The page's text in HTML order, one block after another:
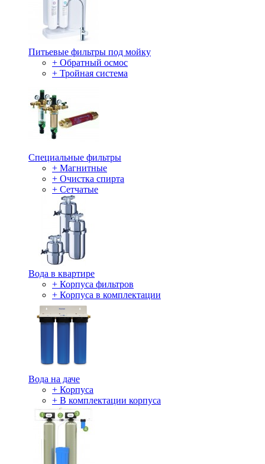
Питьевые фильтры под мойку
+ Обратный осмос
+ Тройная система
Специальные фильтры
+ Магнитные
+ Очистка спирта
+ Сетчатые
Вода в квартире
+ Корпуса фильтров
+ Корпуса в комплектации
Вода на даче
+ Корпуса
+ В комплектации корпуса